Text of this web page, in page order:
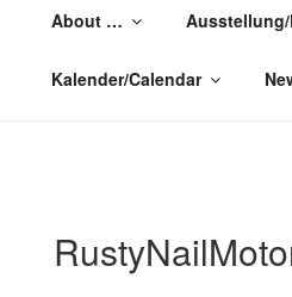
About …
Kalender/Calendar